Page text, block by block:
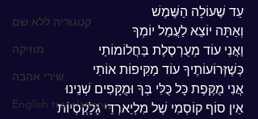
קטגוריה ללא שם
מוזיקה
שירי אהבה
English translations
עַד שֶׁעוֹלָה הַשֶּׁמֶשׁ
וְאַתָּה יוֹצֵא לַעֲמַל יוֹמְךָ
וַאֲנִי עוֹד מְעֻרְסֶלֶת בַּחֲלוֹמוֹתַי
כְּשֶׁזְּרוֹעוֹתֶיךָ עוֹד מַקִּיפוֹת אוֹתִי
אֲנִי מֻקֶּפֶת כָּל כֻּלִּי בְּךָ וּמֻקָּפִים שְׁנֵינוּ
אֵין סוֹף קוֹסְמִי שֶׁל מִלְיַארְדֵּי גָלָקְסְיוֹת